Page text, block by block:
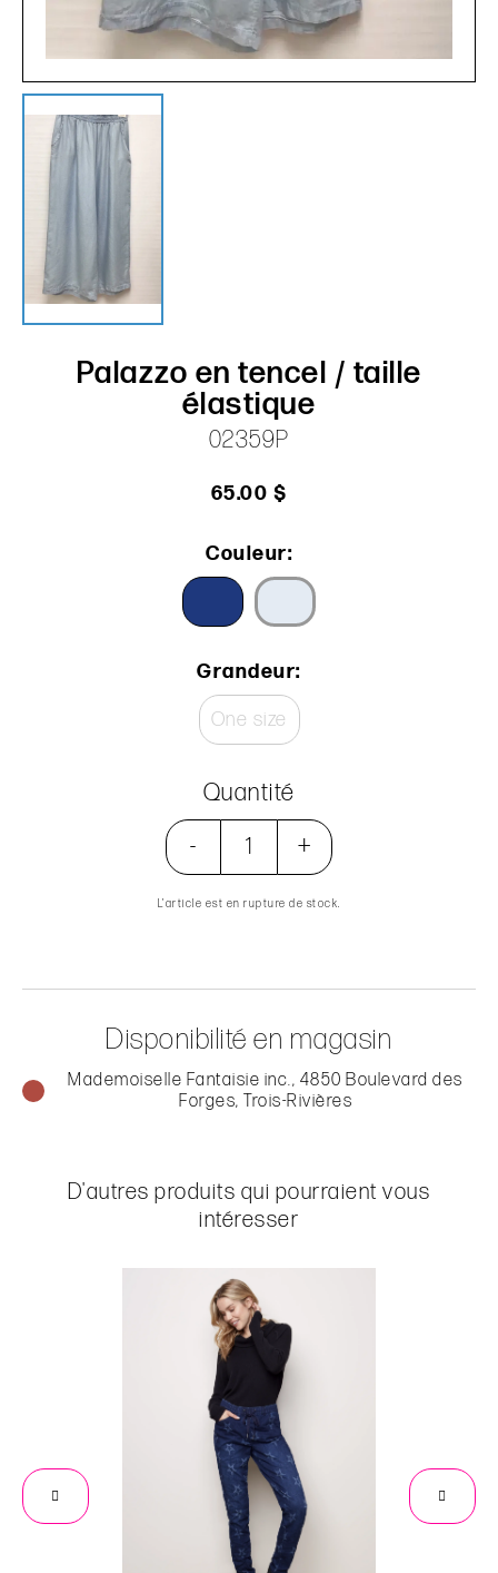
Palazzo en tencel / taille
élastique
02359P
65.00 $
Couleur:
Grandeur:
One size
Quantité
- +
L’article est en rupture de stock.
Disponibilité en magasin
Mademoiselle Fantaisie inc., 4850 Boulevard des
Forges, Trois-Rivières
D'autres produits qui pourraient vous
intéresser